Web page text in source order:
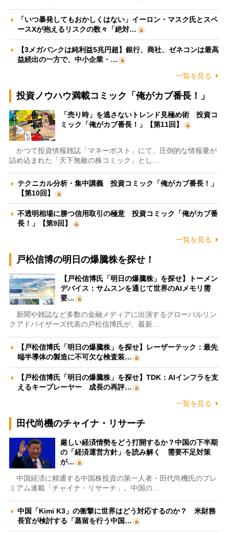
「いつ暴発してもおかしくはない」イーロン・マスク氏とスペ
ースXが抱えるリスクの数々「絶対…
【3メガバンクは純利益5兆円超】銀行、商社、ゼネコンは最高
益続出の一方で、中小企業・…
一覧を見る
投資ノウハウ満載コミック「俺がカブ番長！」
「売り時」を逃さないトレンド見極め術 投資コ
ミック「俺がカブ番長！」【第11回】
かつて投資情報雑誌「マネーポスト」にて、圧倒的な情報量が
詰め込まれた「天下無敵の株コミック」とし…
テクニカル分析・集中講義 投資コミック「俺がカブ番長！」
【第10回】
不透明相場に勝つ信用取引の極意 投資コミック「俺がカブ番
長！」【第9回】
一覧を見る
戸松信博の明日の爆騰株を探せ！
【戸松信博氏「明日の爆騰株」を探せ】トーメン
デバイス：サムスンを通じて世界のAIメモリ需
要…
新聞や雑誌など多数の金融メディアに出演するグローバルリン
クアドバイザーズ代表の戸松信博氏が、最新…
【戸松信博氏「明日の爆騰株」を探せ】レーザーテック：最先
端半導体の製造に不可欠な検査装…
【戸松信博氏「明日の爆騰株」を探せ】TDK：AIインフラを支
えるキープレーヤー 成長の再評…
一覧を見る
田代尚機のチャイナ・リサーチ
厳しい経済情勢をどう打開するか？中国の下半期
の「経済運営方針」を読み解く 需要不足対策
が…
中国経済に精通する中国株投資の第一人者・田代尚機氏のプレ
ミアム連載「チャイナ・リサーチ」。中国の…
中国「Kimi K3」の衝撃に世界はどう対応するのか？ 米財務
長官が検討する「蒸留を行う中国…